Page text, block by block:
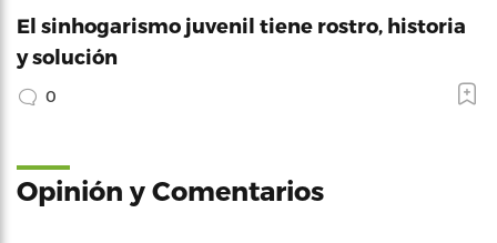
El sinhogarismo juvenil tiene rostro, historia
y solución
0
Opinión y Comentarios